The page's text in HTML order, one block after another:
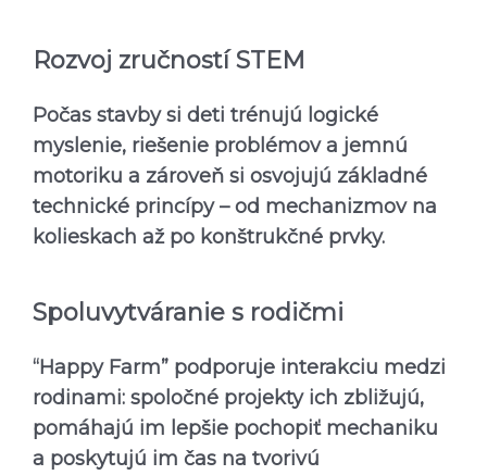
Rozvoj zručností STEM
Počas stavby si deti trénujú logické
myslenie, riešenie problémov a jemnú
motoriku a zároveň si osvojujú základné
technické princípy – od mechanizmov na
kolieskach až po konštrukčné prvky.
Spoluvytváranie s rodičmi
“Happy Farm” podporuje interakciu medzi
rodinami: spoločné projekty ich zbližujú,
pomáhajú im lepšie pochopiť mechaniku
a poskytujú im čas na tvorivú